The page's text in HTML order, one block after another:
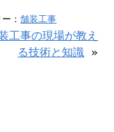
：舗装工事
工事の現場が教え
る技術と知識 »